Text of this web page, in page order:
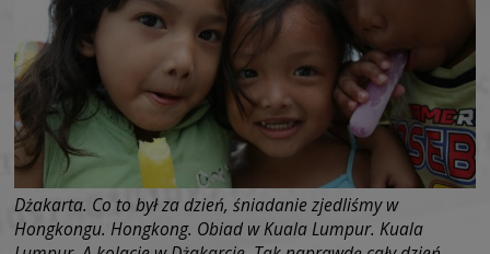
Dżakarta. Co to był za dzień, śniadanie zjedliśmy w
Hongkongu. Hongkong. Obiad w Kuala Lumpur. Kuala